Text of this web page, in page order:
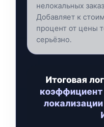
нелокальных
Добавляет к
процент от цены
серьёзно.
Итоговая
коэффициент
локализации